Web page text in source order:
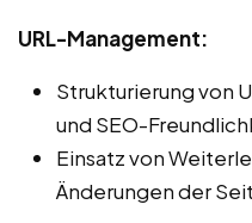
URL-Management:
Strukturierung von
und SEO-
Einsatz von
Änderungen der